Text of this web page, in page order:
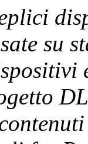
su